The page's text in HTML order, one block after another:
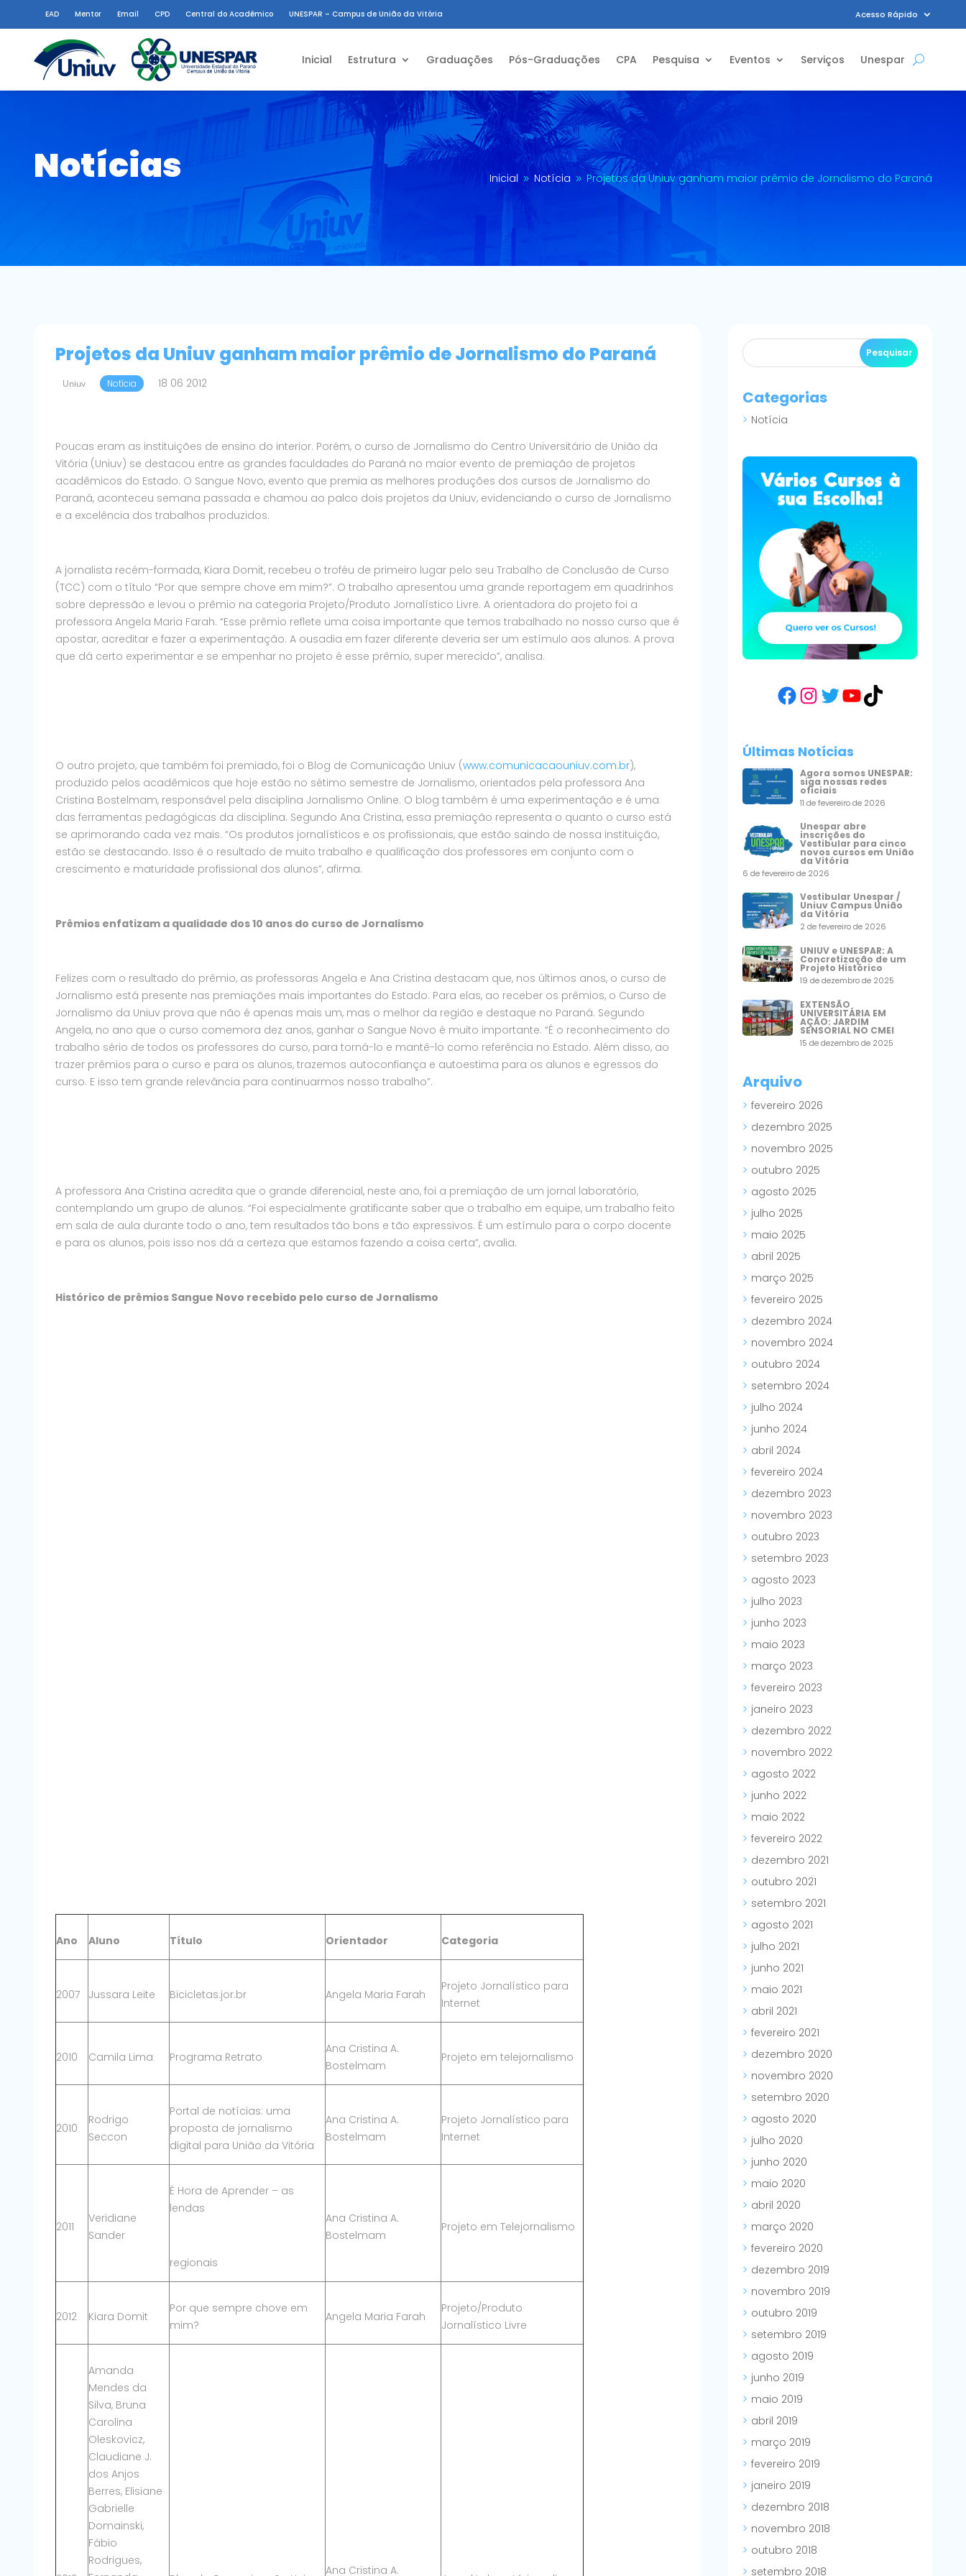
EAD Mentor Email CPD Central do Acadêmico UNESPAR – Campus de União da Vitória Acesso Rápido
Inicial Estrutura Graduações Pós-Graduações CPA Pesquisa Eventos Serviços Unespar
Notícias Inicial 9 Notícia 9 Projetos da Uniuv ganham maior prêmio de Jornalismo do Paraná
Projetos da Uniuv ganham maior prêmio de Jornalismo do Paraná
Uniuv Notícia 18 06 2012
Poucas eram as instituições de ensino do interior. Porém, o curso de Jornalismo do Centro Universitário de União da
Vitória (Uniuv) se destacou entre as grandes faculdades do Paraná no maior evento de premiação de projetos
acadêmicos do Estado. O Sangue Novo, evento que premia as melhores produções dos cursos de Jornalismo do
Paraná, aconteceu semana passada e chamou ao palco dois projetos da Uniuv, evidenciando o curso de Jornalismo
e a excelência dos trabalhos produzidos.
A jornalista recém-formada, Kiara Domit, recebeu o troféu de primeiro lugar pelo seu Trabalho de Conclusão de Curso
(TCC) com o título “Por que sempre chove em mim?”. O trabalho apresentou uma grande reportagem em quadrinhos
sobre depressão e levou o prêmio na categoria Projeto/Produto Jornalístico Livre. A orientadora do projeto foi a
professora Angela Maria Farah. “Esse prêmio reflete uma coisa importante que temos trabalhado no nosso curso que é
apostar, acreditar e fazer a experimentação. A ousadia em fazer diferente deveria ser um estímulo aos alunos. A prova
que dá certo experimentar e se empenhar no projeto é esse prêmio, super merecido”, analisa.
O outro projeto, que também foi premiado, foi o Blog de Comunicação Uniuv (www.comunicacaouniuv.com.br),
produzido pelos acadêmicos que hoje estão no sétimo semestre de Jornalismo, orientados pela professora Ana
Cristina Bostelmam, responsável pela disciplina Jornalismo Online. O blog também é uma experimentação e é uma
das ferramentas pedagógicas da disciplina. Segundo Ana Cristina, essa premiação representa o quanto o curso está
se aprimorando cada vez mais. “Os produtos jornalísticos e os profissionais, que estão saindo de nossa instituição,
estão se destacando. Isso é o resultado de muito trabalho e qualificação dos professores em conjunto com o
crescimento e maturidade profissional dos alunos”, afirma.
Prêmios enfatizam a qualidade dos 10 anos do curso de Jornalismo
Felizes com o resultado do prêmio, as professoras Angela e Ana Cristina destacam que, nos últimos anos, o curso de
Jornalismo está presente nas premiações mais importantes do Estado. Para elas, ao receber os prêmios, o Curso de
Jornalismo da Uniuv prova que não é apenas mais um, mas o melhor da região e destaque no Paraná. Segundo
Angela, no ano que o curso comemora dez anos, ganhar o Sangue Novo é muito importante. “É o reconhecimento do
trabalho sério de todos os professores do curso, para torná-lo e mantê-lo como referência no Estado. Além disso, ao
trazer prêmios para o curso e para os alunos, trazemos autoconfiança e autoestima para os alunos e egressos do
curso. E isso tem grande relevância para continuarmos nosso trabalho”.
A professora Ana Cristina acredita que o grande diferencial, neste ano, foi a premiação de um jornal laboratório,
contemplando um grupo de alunos. “Foi especialmente gratificante saber que o trabalho em equipe, um trabalho feito
em sala de aula durante todo o ano, tem resultados tão bons e tão expressivos. É um estímulo para o corpo docente
e para os alunos, pois isso nos dá a certeza que estamos fazendo a coisa certa”, avalia.
Histórico de prêmios Sangue Novo recebido pelo curso de Jornalismo
Ano Aluno Título Orientador Categoria
2007 Jussara Leite Bicicletas.jor.br Angela Maria Farah
Projeto Jornalístico para
Internet
2010 Camila Lima Programa Retrato
Ana Cristina A.
Bostelmam
Projeto em telejornalismo
2010
Rodrigo
Seccon
Portal de notícias: uma
proposta de jornalismo
digital para União da Vitória
Ana Cristina A.
Bostelmam
Projeto Jornalístico para
Internet
2011
Veridiane
Sander
É Hora de Aprender – as
lendas
regionais
Ana Cristina A.
Bostelmam
Projeto em Telejornalismo
2012 Kiara Domit
Por que sempre chove em
mim?
Angela Maria Farah
Projeto/Produto
Jornalístico Livre
Amanda
Mendes da
Silva, Bruna
Carolina
Oleskovicz,
Claudiane J.
dos Anjos
Berres, Elisiane
Gabrielle
Domainski,
Fábio
Rodrigues,
Ana Cristina A.
Categorias
Notícia
Facebook
Instagram
Twitter
YouTube
TikTok
Últimas Notícias
Agora somos UNESPAR:
siga nossas redes
oficiais
11 de fevereiro de 2026
Unespar abre
inscrições do
Vestibular para cinco
novos cursos em União
da Vitória
6 de fevereiro de 2026
Vestibular Unespar /
Uniuv Campus União
da Vitória
2 de fevereiro de 2026
UNIUV e UNESPAR: A
Concretização de um
Projeto Histórico
19 de dezembro de 2025
EXTENSÃO
UNIVERSITÁRIA EM
AÇÃO: JARDIM
SENSORIAL NO CMEI
15 de dezembro de 2025
Arquivo
fevereiro 2026
dezembro 2025
novembro 2025
outubro 2025
agosto 2025
julho 2025
maio 2025
abril 2025
março 2025
fevereiro 2025
dezembro 2024
novembro 2024
outubro 2024
setembro 2024
julho 2024
junho 2024
abril 2024
fevereiro 2024
dezembro 2023
novembro 2023
outubro 2023
setembro 2023
agosto 2023
julho 2023
junho 2023
maio 2023
março 2023
fevereiro 2023
janeiro 2023
dezembro 2022
novembro 2022
agosto 2022
junho 2022
maio 2022
fevereiro 2022
dezembro 2021
outubro 2021
setembro 2021
agosto 2021
julho 2021
junho 2021
maio 2021
abril 2021
fevereiro 2021
dezembro 2020
novembro 2020
setembro 2020
agosto 2020
julho 2020
junho 2020
maio 2020
abril 2020
março 2020
fevereiro 2020
dezembro 2019
novembro 2019
outubro 2019
setembro 2019
agosto 2019
junho 2019
maio 2019
abril 2019
março 2019
fevereiro 2019
janeiro 2019
dezembro 2018
novembro 2018
outubro 2018
setembro 2018